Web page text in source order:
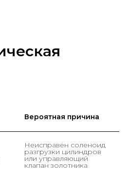
Вероятная причина
Неисправен соленоид
разгрузки цилиндров
или управляющий
клапан золотника